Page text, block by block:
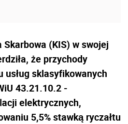
(KIS) w swojej
że przychody
usług sklasyfikowanych
43.21.10.2 -
elektrycznych,
5,5% stawką ryczałtu